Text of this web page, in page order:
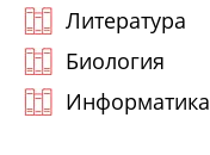
Литература
Биология
Информатика